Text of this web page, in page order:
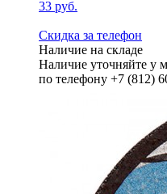
33 руб.
Скидка за телефон
Наличие на складе
Наличие уточняйте у
по телефону +7 (812)